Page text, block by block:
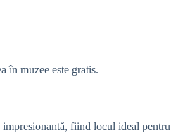
în muzee este gratis.
impresionantă, fiind locul ideal pentru